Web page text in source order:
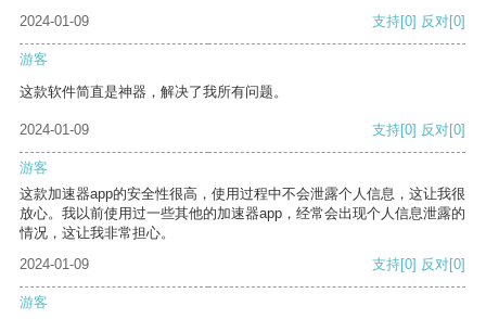
2024-01-09
支持[0] 反对[0]
游客
这款软件简直是神器，解决了我所有问题。
2024-01-09 支持[0] 反对[0]
游客
这款加速器app的安全性很高，使用过程中不会泄露个人信息，这让我很
放心。我以前使用过一些其他的加速器app，经常会出现个人信息泄露的
情况，这让我非常担心。
2024-01-09
支持[0] 反对[0]
游客